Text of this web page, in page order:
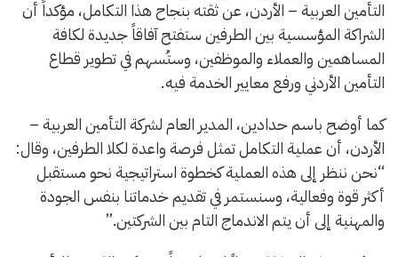
التأمين العربية – الأردن، عن ثقته بنجاح هذا التكامل، مؤكداً أن
الشراكة المؤسسية بين الطرفين ستفتح آفاقاً جديدة لكافة
المساهمين والعملاء والموظفين، وستُسهم في تطوير قطاع
التأمين الأردني ورفع معايير الخدمة فيه.
كما أوضح باسم حدادين، المدير العام لشركة التأمين العربية –
الأردن، أن عملية التكامل تمثل فرصة واعدة لكلا الطرفين، وقال:
“نحن ننظر إلى هذه العملية كخطوة استراتيجية نحو مستقبل
أكثر قوة وفعالية، وسنستمر في تقديم خدماتنا بنفس الجودة
والمهنية إلى أن يتم الاندماج التام بين الشركتين.”